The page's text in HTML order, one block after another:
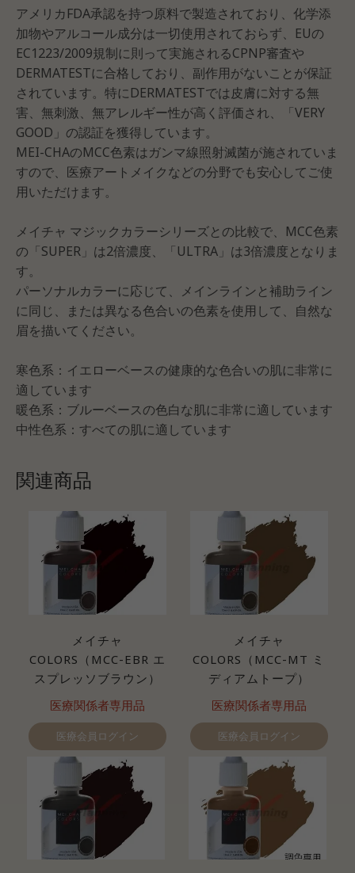
アメリカFDA承認を持つ原料で製造されており、化学添
加物やアルコール成分は一切使用されておらず、EUの
EC1223/2009規制に則って実施されるCPNP審査や
DERMATESTに合格しており、副作用がないことが保証
されています。特にDERMATESTでは皮膚に対する無
害、無刺激、無アレルギー性が高く評価され、「VERY
GOOD」の認証を獲得しています。
MEI-CHAのMCC色素はガンマ線照射滅菌が施されていま
すので、医療アートメイクなどの分野でも安心してご使
用いただけます。
メイチャ マジックカラーシリーズとの比較で、MCC色素
の「SUPER」は2倍濃度、「ULTRA」は3倍濃度となりま
す。
パーソナルカラーに応じて、メインラインと補助ライン
に同じ、または異なる色合いの色素を使用して、自然な
眉を描いてください。
寒色系：イエローベースの健康的な色合いの肌に非常に
適しています
暖色系：ブルーベースの色白な肌に非常に適しています
中性色系：すべての肌に適しています
関連商品
メイチャ
COLORS（MCC-EBR エ
スプレッソブラウン）
医療関係者専用品
医療会員ログイン
メイチャ
COLORS（MCC-MT ミ
ディアムトープ）
医療関係者専用品
医療会員ログイン